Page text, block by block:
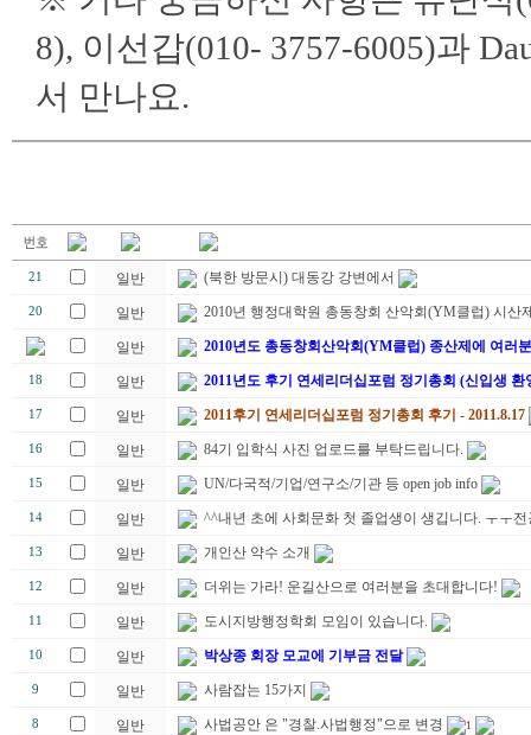
8), 이선갑(010- 3757-6005)과
서 만나요.
21 일반 (북한 방문시) 대동강 강변에서
20 일반 2010년 행정대학원 총동창회 산악회(YM클럽) 시산
일반 2010년도 총동창회산악회(YM클럽) 종산제에 여러
18 일반 2011년도 후기 연세리더십포럼 정기총회 (신입생
17 일반 2011후기 연세리더십포럼 정기총회 후기 - 2011.8.17
16 일반 84기 입학식 사진 업로드를 부탁드립니다.
15 일반 UN/다국적/기업/연구소/기관 등 open job info
14 일반 ^^내년 초에 사회문화 첫 졸업생이 생깁니다. ㅜㅜ
13 일반 개인산 약수 소개
12 일반 더위는 가라! 운길산으로 여러분을 초대합니다!
11 일반 도시지방행정학회 모임이 있습니다.
10 일반 박상종 회장 모교에 기부금 전달
9 일반 사람잡는 15가지
8 일반 사법공안 은 "경찰.사법행정"으로 변경 1